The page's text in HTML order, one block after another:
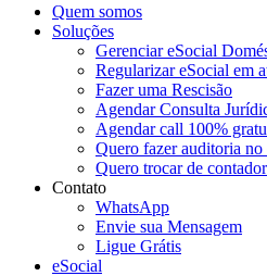
Quem somos
Soluções
Gerenciar eSocial
Regularizar eSocial em
Fazer uma Rescisão
Agendar Consulta
Agendar call 100%
Quero fazer auditoria no
Quero trocar de contador
Contato
WhatsApp
Envie sua Mensagem
Ligue Grátis
eSocial